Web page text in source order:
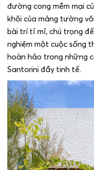
đường cong mềm mại
khôi của mảng tường
bài trí tỉ mỉ, chú trọng
nghiệm một cuộc sống
hoàn hảo trong những
Santorini đầy tinh tế.